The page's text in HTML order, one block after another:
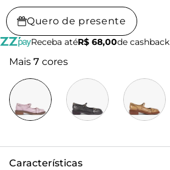
Quero de presente
Receba atéR$ 68,00de cashback
Mais 7 cores
Características